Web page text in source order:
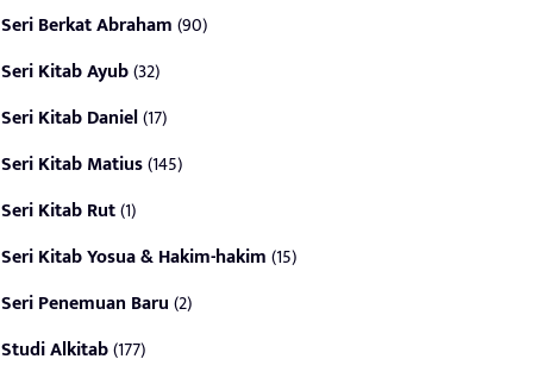
Seri Berkat Abraham(90)
Seri Kitab Ayub(32)
Seri Kitab Daniel(17)
Seri Kitab Matius(145)
Seri Kitab Rut(1)
Seri Kitab Yosua & Hakim-hakim(15)
Seri Penemuan Baru(2)
Studi Alkitab(177)